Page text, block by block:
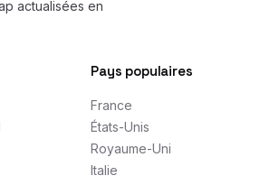
actualisées en
Pays populaires
France
États-Unis
Royaume-Uni
Italie